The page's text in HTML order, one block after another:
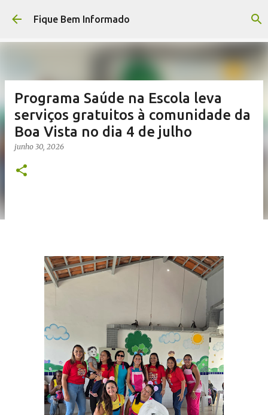
Pular para o conteúdo principal
Fique Bem Informado
Programa Saúde na Escola leva
serviços gratuitos à comunidade da
Boa Vista no dia 4 de julho
junho 30, 2026